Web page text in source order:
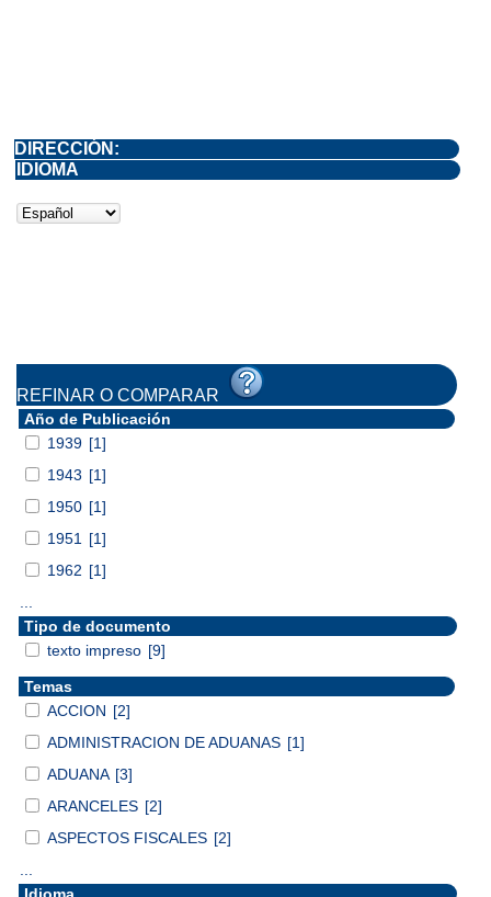
DIRECCIÓN:
IDIOMA
REFINAR O COMPARAR
Año de Publicación
1939 [1]
1943 [1]
1950 [1]
1951
[1]
1962 [1]
Tipo de documento
texto impreso [9]
Temas
ACCION [2]
ADMINISTRACION DE ADUANAS [1]
ADUANA [3]
ARANCELES [2]
ASPECTOS FISCALES [2]
Idioma